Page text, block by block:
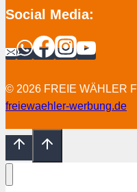
Social Media:
© 2026 FREIE WÄHLER
freiewaehler-werbung.de